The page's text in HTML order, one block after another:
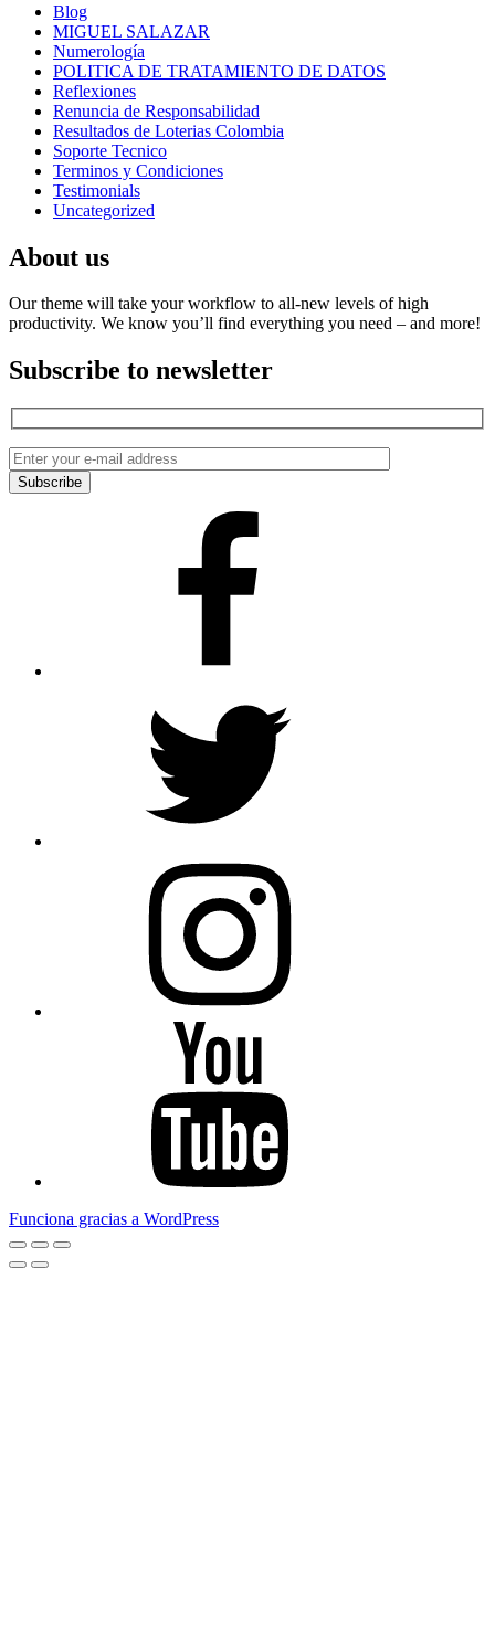
Blog
MIGUEL SALAZAR
Numerología
POLITICA DE TRATAMIENTO DE DATOS
Reflexiones
Renuncia de Responsabilidad
Resultados de Loterias Colombia
Soporte Tecnico
Terminos y Condiciones
Testimonials
Uncategorized
About us
Our theme will take your workflow to all-new levels of high
productivity. We know you’ll find everything you need – and more!
Subscribe to newsletter
Funciona gracias a WordPress